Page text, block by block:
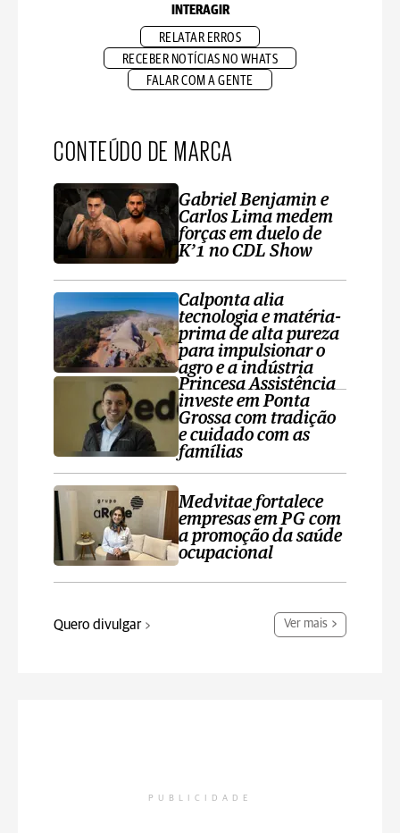
INTERAGIR
RELATAR ERROS
RECEBER NOTÍCIAS NO WHATS
FALAR COM A GENTE
CONTEÚDO DE MARCA
Gabriel Benjamin e
Carlos Lima medem
forças em duelo de
K’1 no CDL Show
Calponta alia
tecnologia e matéria-
prima de alta pureza
para impulsionar o
agro e a indústria
Princesa Assistência
investe em Ponta
Grossa com tradição
e cuidado com as
famílias
Medvitae fortalece
empresas em PG com
a promoção da saúde
ocupacional
Quero divulgar Ver mais
PUBLICIDADE